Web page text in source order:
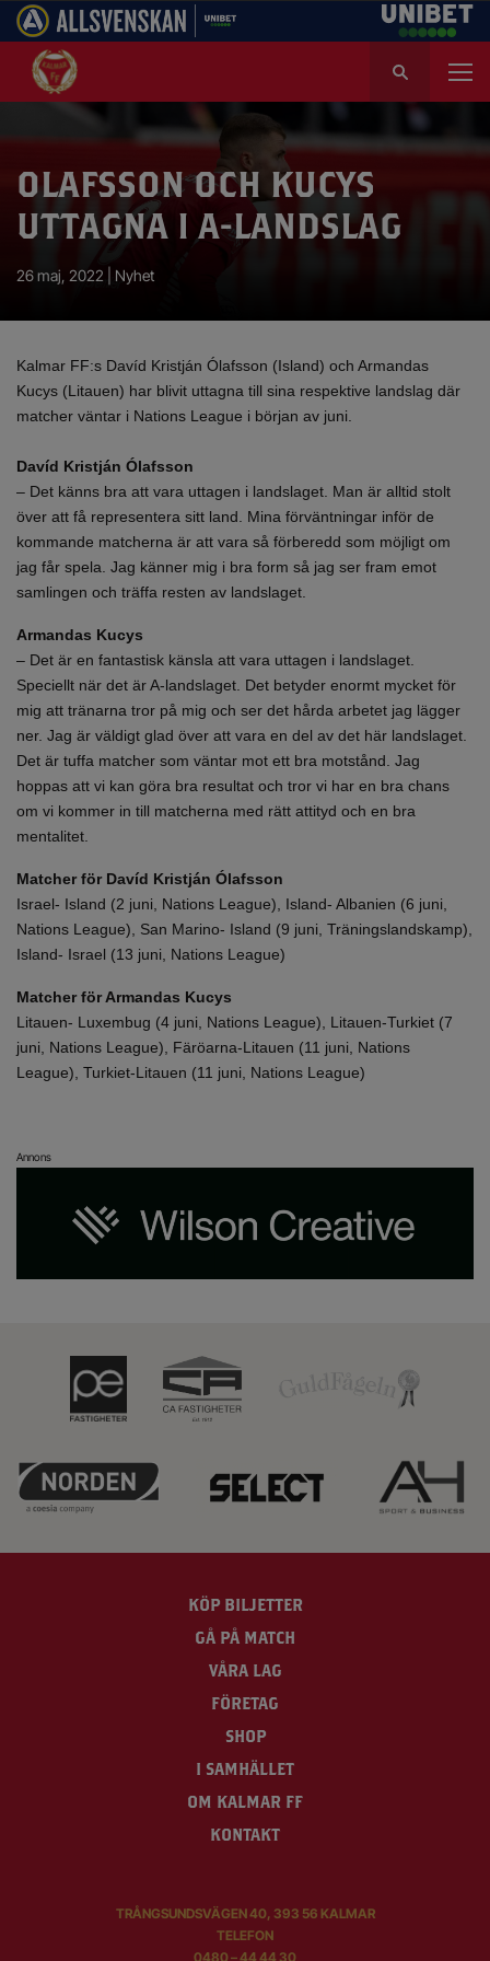
k
f
OLAFSSON OCH KUCYS
UTTAGNA I A-LANDSLAG
26 maj, 2022 | Nyhet
Kalmar FF:s Davíd Kristján Ólafsson (Island) och Armandas
Kucys (Litauen) har blivit uttagna till sina respektive landslag där
matcher väntar i Nations League i början av juni.
Davíd Kristján Ólafsson
– Det känns bra att vara uttagen i landslaget. Man är alltid stolt
över att få representera sitt land. Mina förväntningar inför de
kommande matcherna är att vara så förberedd som möjligt om
jag får spela. Jag känner mig i bra form så jag ser fram emot
samlingen och träffa resten av landslaget.
Armandas Kucys
– Det är en fantastisk känsla att vara uttagen i landslaget.
Speciellt när det är A-landslaget. Det betyder enormt mycket för
mig att tränarna tror på mig och ser det hårda arbetet jag lägger
ner. Jag är väldigt glad över att vara en del av det här landslaget.
Det är tuffa matcher som väntar mot ett bra motstånd. Jag
hoppas att vi kan göra bra resultat och tror vi har en bra chans
om vi kommer in till matcherna med rätt attityd och en bra
mentalitet.
Matcher för Davíd Kristján Ólafsson
Israel- Island (2 juni, Nations League), Island- Albanien (6 juni,
Nations League), San Marino- Island (9 juni, Träningslandskamp),
Island- Israel (13 juni, Nations League)
Matcher för Armandas Kucys
Litauen- Luxembug (4 juni, Nations League), Litauen-Turkiet (7
juni, Nations League), Färöarna-Litauen (11 juni, Nations
League), Turkiet-Litauen (11 juni, Nations League)
Annons
KÖP BILJETTER
GÅ PÅ MATCH
VÅRA LAG
FÖRETAG
SHOP
I SAMHÄLLET
OM KALMAR FF
KONTAKT
TRÅNGSUNDSVÄGEN 40, 393 56 KALMAR
TELEFON
0480 – 44 44 30